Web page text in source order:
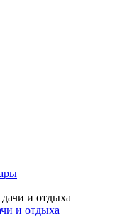
и отдыха